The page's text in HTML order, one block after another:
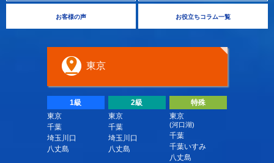
お客様の声 お役立ちコラム一覧
東京
1級
東京
千葉
埼玉川口
八丈島
2級
東京
千葉
埼玉川口
八丈島
特殊
東京
(河口湖)
千葉
千葉いすみ
八丈島